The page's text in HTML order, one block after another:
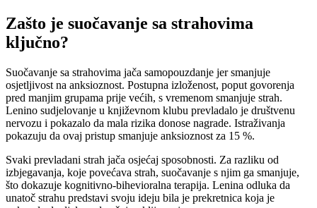
Zašto je suočavanje sa strahovima
ključno?
Suočavanje sa strahovima jača samopouzdanje jer smanjuje
osjetljivost na anksioznost. Postupna izloženost, poput govorenja
pred manjim grupama prije većih, s vremenom smanjuje strah.
Lenino sudjelovanje u književnom klubu prevladalo je društvenu
nervozu i pokazalo da mala rizika donose nagrade. Istraživanja
pokazuju da ovaj pristup smanjuje anksioznost za 15 %.
Svaki prevladani strah jača osjećaj sposobnosti. Za razliku od
izbjegavanja, koje povećava strah, suočavanje s njim ga smanjuje,
što dokazuje kognitivno-bihevioralna terapija. Lenina odluka da
unatoč strahu predstavi svoju ideju bila je prekretnica koja je